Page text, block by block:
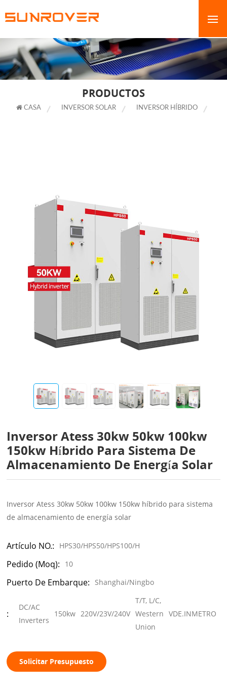
PRODUCTOS
CASA INVERSOR SOLAR INVERSOR HÍBRIDO
Inversor Atess 30kw 50kw 100kw
150kw Híbrido Para Sistema De
Almacenamiento De Energía Solar
Inversor Atess 30kw 50kw 100kw 150kw híbrido para sistema
de almacenamiento de energía solar
Artículo NO.: HPS30/HPS50/HPS100/H
Pedido (moq): 10
Puerto De Embarque: Shanghai/Ningbo
:
DC/AC
Inverters
150kw 220V/23V/240V
T/T, L/C,
Western
Union
VDE.INMETRO
Solicitar Presupuesto